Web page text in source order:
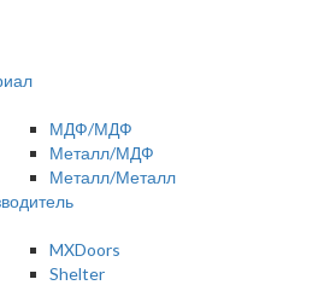
МДФ/МДФ
Металл/МДФ
Металл/Металл
MXDoors
Shelter